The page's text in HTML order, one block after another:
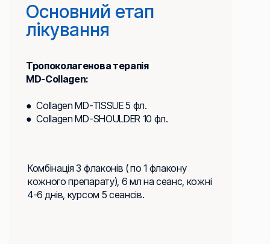
Основний етап
лікування
Тропоколагенова терапія
MD-Collagen:
● Collagen MD-TISSUE 5 фл.
● Collagen MD-SHOULDER 10 фл.
Комбінація 3 флаконів ( по 1 флакону
кожного препарату), 6 мл на сеанс, кожні
4-6 днів, курсом 5 сеансів.